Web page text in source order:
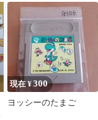
現在 ¥300
ヨッシーのたまご